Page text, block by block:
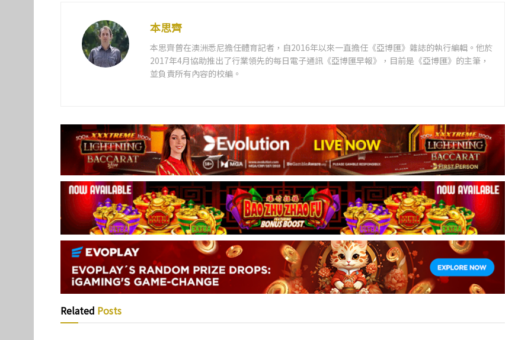
本思齊
本思齊曾在澳洲悉尼擔任體育記者，自2016年以來一直擔任《亞博匯》雜誌的執行編輯。他於
2017年4月協助推出了行業領先的每日電子通訊《亞博匯早報》，目前是《亞博匯》的主筆，
並負責所有內容的校編。
Related Posts